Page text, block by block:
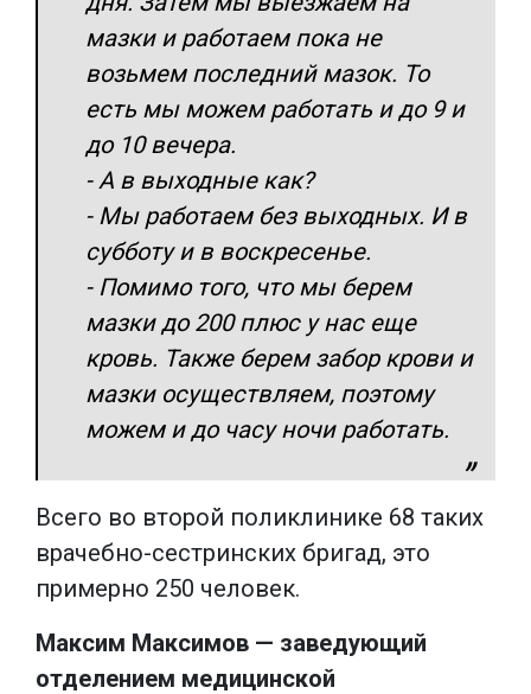
мазки и работаем пока не
возьмем последний мазок. То
есть мы можем работать и до 9 и
до 10 вечера.
- А в выходные как?
- Мы работаем без выходных. И в
субботу и в воскресенье.
- Помимо того, что мы берем
мазки до 200 плюс у нас еще
кровь. Также берем забор крови и
мазки осуществляем, поэтому
можем и до часу ночи работать.
Всего во второй поликлинике 68 таких
врачебно-сестринских бригад, это
примерно 250 человек.
Максим Максимов — заведующий
отделением медицинской